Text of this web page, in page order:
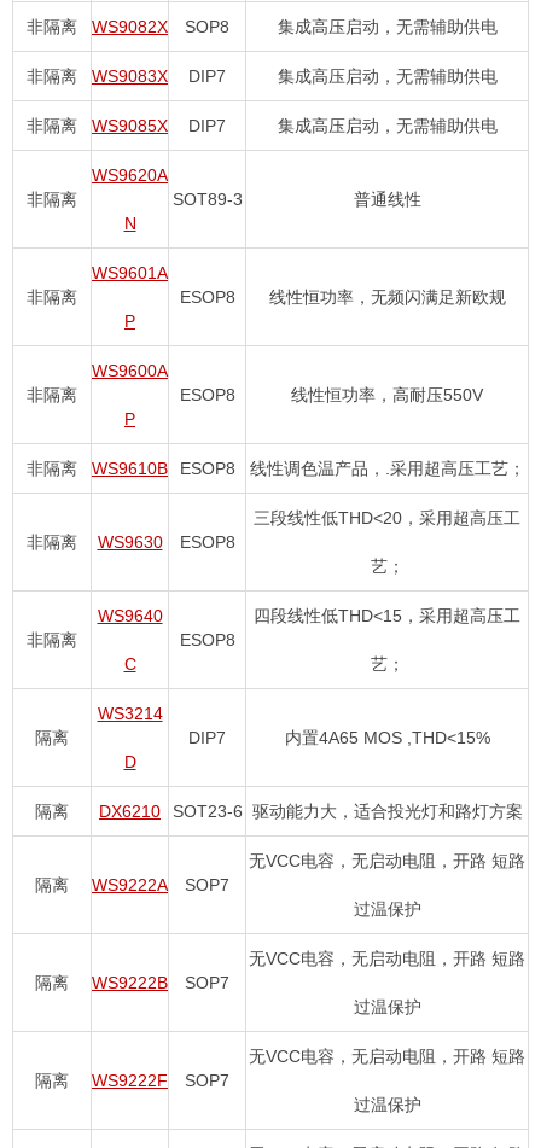
非隔离 WS9082X SOP8 集成高压启动，无需辅助供电
非隔离 WS9083X DIP7 集成高压启动，无需辅助供电
非隔离 WS9085X DIP7 集成高压启动，无需辅助供电
非隔离
WS9620A
N
SOT89-3 普通线性
非隔离
WS9601A
P
ESOP8 线性恒功率，无频闪满足新欧规
非隔离
WS9600A
P
ESOP8 线性恒功率，高耐压550V
非隔离 WS9610B ESOP8 线性调色温产品，.采用超高压工艺；
非隔离 WS9630 ESOP8
三段线性低THD<20，采用超高压工
艺；
非隔离
WS9640
C
ESOP8
四段线性低THD<15，采用超高压工
艺；
隔离
WS3214
D
DIP7 内置4A65 MOS ,THD<15%
隔离 DX6210 SOT23-6 驱动能力大，适合投光灯和路灯方案
隔离 WS9222A SOP7
无VCC电容，无启动电阻，开路 短路
过温保护
隔离 WS9222B SOP7
无VCC电容，无启动电阻，开路 短路
过温保护
隔离 WS9222F SOP7
无VCC电容，无启动电阻，开路 短路
过温保护